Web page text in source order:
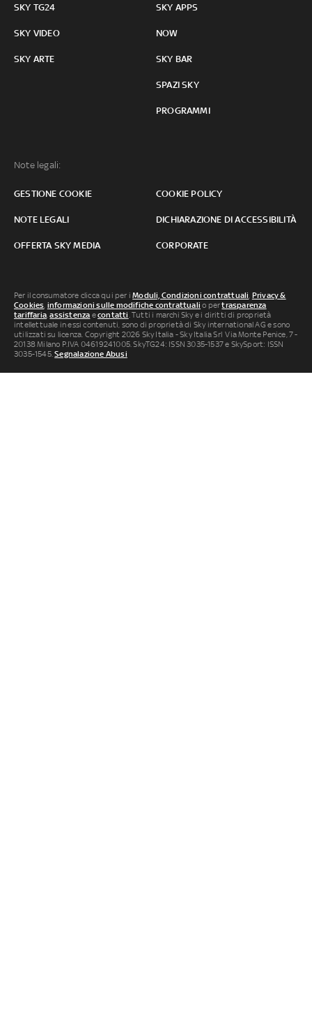
SKY TG24
SKY VIDEO
SKY ARTE
SKY APPS
NOW
SKY BAR
SPAZI SKY
PROGRAMMI
Note legali:
GESTIONE COOKIE COOKIE POLICY
NOTE LEGALI DICHIARAZIONE DI ACCESSIBILITÀ
OFFERTA SKY MEDIA CORPORATE
Per il consumatore clicca qui per iModuli, Condizioni contrattuali, Privacy &
Cookies, informazioni sulle modifiche contrattuali o pertrasparenza
tariffaria,assistenza econtatti. Tutti i marchi Sky e i diritti di proprietà
intellettuale in essi contenuti, sono di proprietà di Sky international AG e sono
utilizzati su licenza. Copyright 2026 Sky Italia - Sky Italia Srl Via Monte Penice, 7 -
20138 Milano P.IVA 04619241005. SkyTG24: ISSN 3035-1537 e SkySport: ISSN
3035-1545.Segnalazione Abusi